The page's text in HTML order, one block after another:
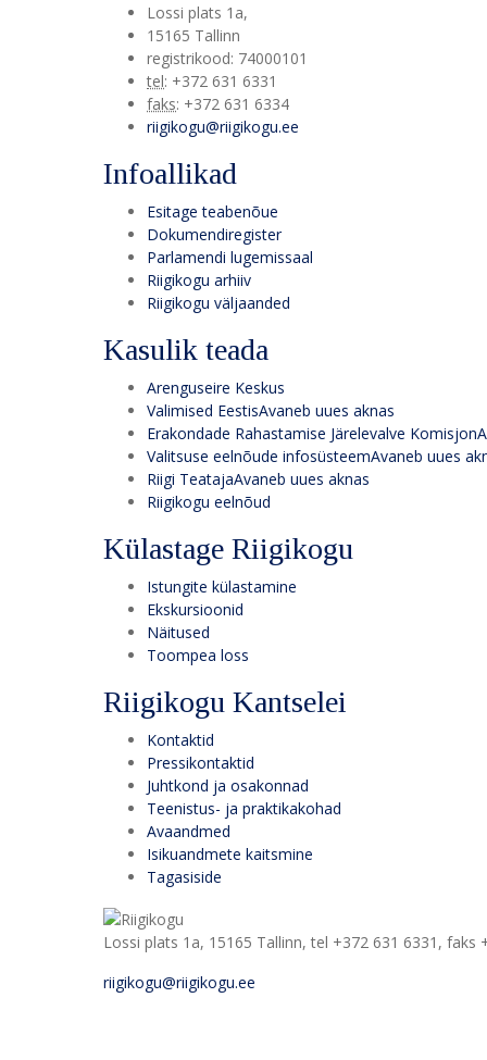
Lossi plats 1a,
15165 Tallinn
registrikood: 74000101
tel: +372 631 6331
faks: +372 631 6334
riigikogu@riigikogu.ee
Infoallikad
Esitage teabenõue
Dokumendiregister
Parlamendi lugemissaal
Riigikogu arhiiv
Riigikogu väljaanded
Kasulik teada
Arenguseire Keskus
Valimised EestisAvaneb uues aknas
Erakondade Rahastamise Järelevalve Komisjon
Valitsuse eelnõude infosüsteemAvaneb uues
Riigi TeatajaAvaneb uues aknas
Riigikogu eelnõud
Külastage Riigikogu
Istungite külastamine
Ekskursioonid
Näitused
Toompea loss
Riigikogu Kantselei
Kontaktid
Pressikontaktid
Juhtkond ja osakonnad
Teenistus- ja praktikakohad
Avaandmed
Isikuandmete kaitsmine
Tagasiside
Lossi plats 1a, 15165 Tallinn, tel +372 631 6331, faks
riigikogu@riigikogu.ee